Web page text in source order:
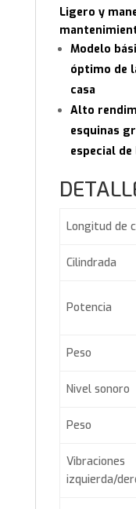
Ligero y
Modelo
óptimo de
casa
Alto
esquinas
especial
Longitud de
Cilindrada
Potencia
Peso
Nivel sonoro
Peso
Vibraciones
izquierda/